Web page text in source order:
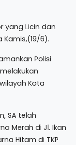
yang Licin dan
Kamis,(19/6).
Polisi
Kota
SA telah
Merah di Jl. Ikan
Hitam di TKP